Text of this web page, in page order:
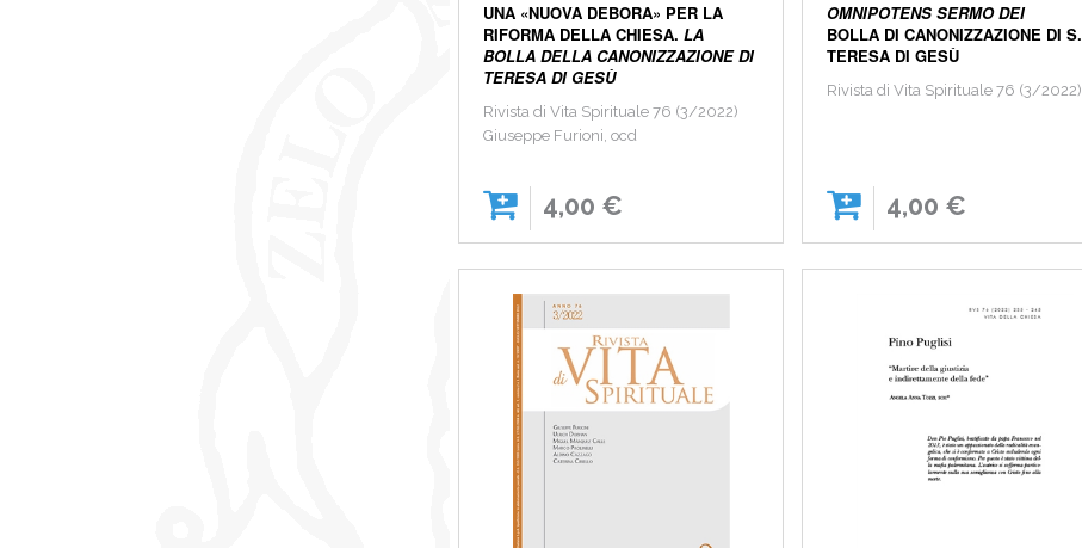
UNA «NUOVA DEBORA» PER LA
RIFORMA DELLA CHIESA.LA
BOLLA DELLA CANONIZZAZIONE DI
TERESA DI GESÙ
Rivista di Vita Spirituale 76 (3/2022)
Giuseppe Furioni, ocd
4,00 €
OMNIPOTENS SERMO DEI
BOLLA DI CANONIZZAZIONE DI S.
TERESA DI GESÙ
Rivista di Vita Spirituale 76 (3/2022)
4,00 €